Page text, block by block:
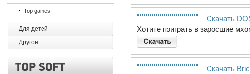
Top games
Для детей
Другое
Скачать
Хотите поиграть в заросшие
Скачать